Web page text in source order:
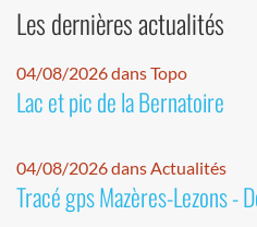
Les dernières actualités
04/08/2026 dans Topo
Lac et pic de la Bernatoire
04/08/2026 dans Actualités
Tracé gps Mazères-Lezons -